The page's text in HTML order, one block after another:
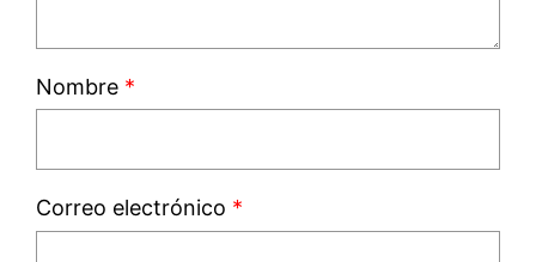
Nombre *
Correo electrónico *